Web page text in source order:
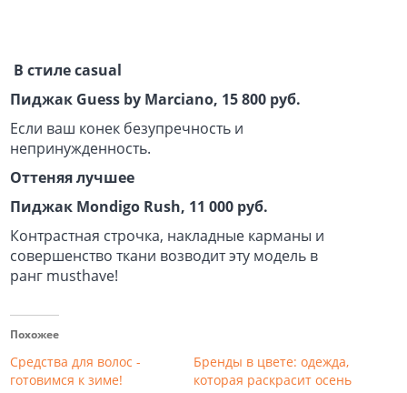
В стиле сasual
Пиджак Guess by Marciano, 15 800 руб.
Если ваш конек безупречность и
непринужденность.
Оттеняя лучшее
Пиджак Mondigo Rush, 11 000 руб.
Контрастная строчка, накладные карманы и
совершенство ткани возводит эту модель в
ранг musthave!
Похожее
Средства для волос -
готовимся к зиме!
Бренды в цвете: одежда,
которая раскрасит осень